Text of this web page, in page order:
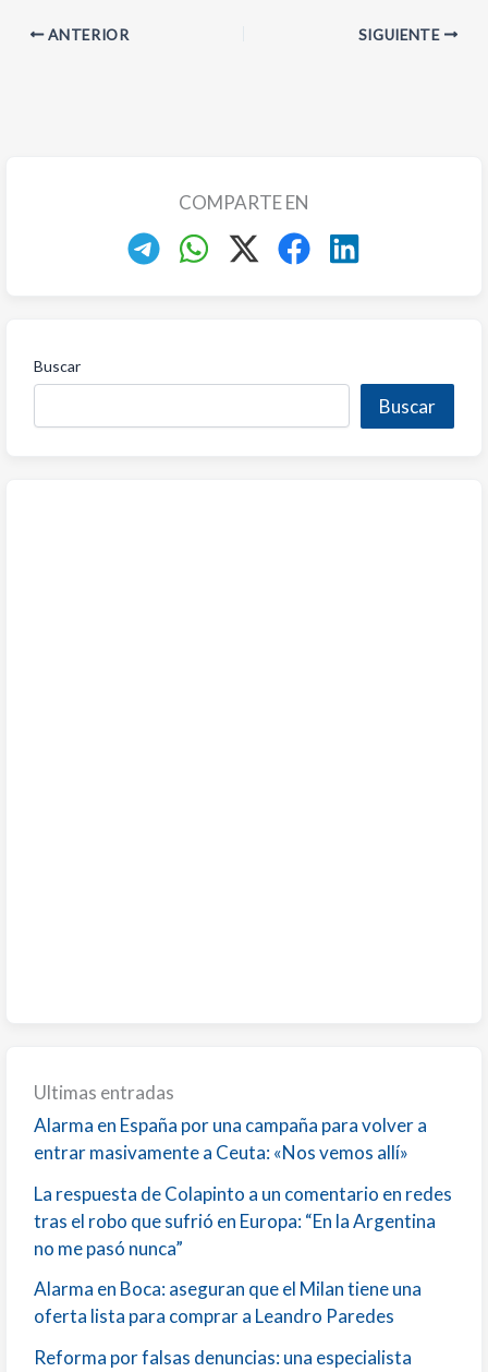
ANTERIOR SIGUIENTE
COMPARTE EN
Buscar
Buscar
Ultimas entradas
Alarma en España por una campaña para volver a
entrar masivamente a Ceuta: «Nos vemos allí»
La respuesta de Colapinto a un comentario en redes
tras el robo que sufrió en Europa: “En la Argentina
no me pasó nunca”
Alarma en Boca: aseguran que el Milan tiene una
oferta lista para comprar a Leandro Paredes
Reforma por falsas denuncias: una especialista